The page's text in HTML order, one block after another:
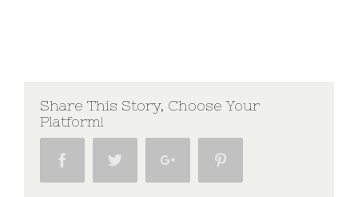
Share This Story, Choose Your
Platform!
Facebook Twitter Google+